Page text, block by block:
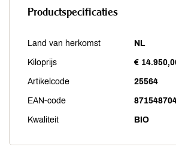
Productspecificaties
Land van herkomst NL
Kiloprijs €
Artikelcode 25564
EAN-code
Kwaliteit BIO